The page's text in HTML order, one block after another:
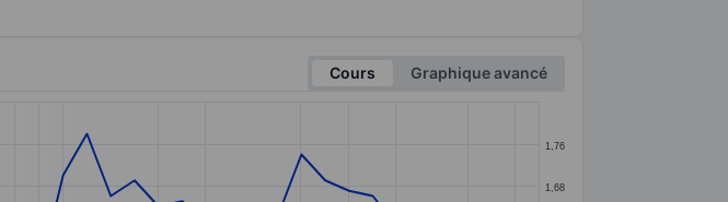
Cours
Graphique avancé
1,68
1,76